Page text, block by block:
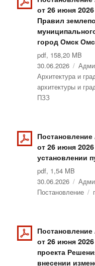
от 26 июня
Правил
город Омск
pdf, 158,20 MB
Опубликовано
30.06.2026
Архитектура и
архитектуры и
ПЗЗ
от 26 июня
установлении
pdf, 1,54 MB
Опубликовано
30.06.2026
Постановление
от 26 июня
проекта
внесении